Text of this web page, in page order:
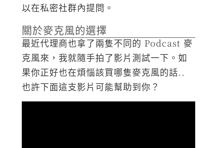
以在私密社群內提問。
關於麥克風的選擇
最近代理商也拿了兩隻不同的 Podcast 麥
克風來，我就隨手拍了影片測試一下。如
果你正好也在煩惱該買哪隻麥克風的話..
也許下面這支影片可能幫助到你？